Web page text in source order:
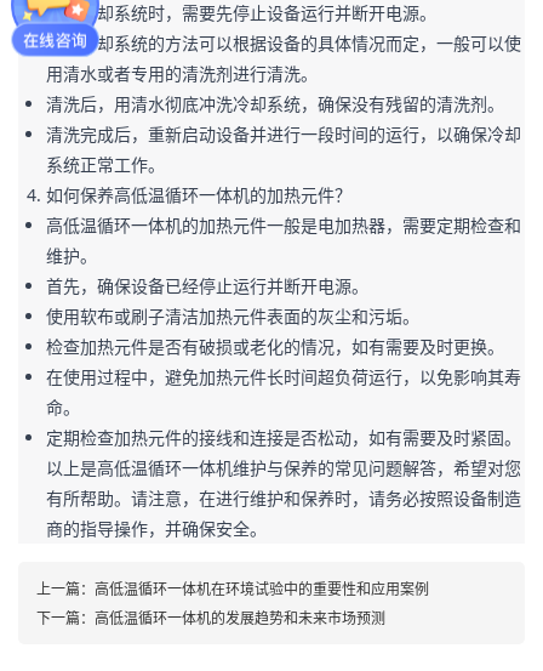
清洗冷却系统时，需要先停止设备运行并断开电源。
清洗冷却系统的方法可以根据设备的具体情况而定，一般可以使
用清水或者专用的清洗剂进行清洗。
清洗后，用清水彻底冲洗冷却系统，确保没有残留的清洗剂。
清洗完成后，重新启动设备并进行一段时间的运行，以确保冷却
系统正常工作。
如何保养高低温循环一体机的加热元件？
高低温循环一体机的加热元件一般是电加热器，需要定期检查和
维护。
首先，确保设备已经停止运行并断开电源。
使用软布或刷子清洁加热元件表面的灰尘和污垢。
检查加热元件是否有破损或老化的情况，如有需要及时更换。
在使用过程中，避免加热元件长时间超负荷运行，以免影响其寿
命。
定期检查加热元件的接线和连接是否松动，如有需要及时紧固。
以上是高低温循环一体机维护与保养的常见问题解答，希望对您
有所帮助。请注意，在进行维护和保养时，请务必按照设备制造
商的指导操作，并确保安全。
上一篇： 高低温循环一体机在环境试验中的重要性和应用案例
下一篇： 高低温循环一体机的发展趋势和未来市场预测